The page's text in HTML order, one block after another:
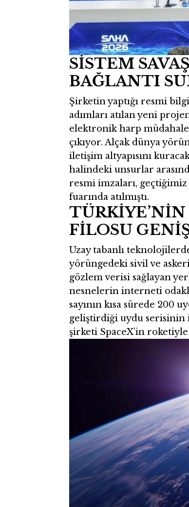
SİSTEM
BAĞLANTI
Şirketin yaptığı resmi
adımları atılan yeni
elektronik harp
çıkıyor. Alçak dünya
iletişim altyapısını
halindeki unsurlar
resmi imzaları, geçtiğimiz
fuarında atılmıştı.
FİLOSU
Uzay tabanlı
yörüngedeki sivil ve askeri
gözlem verisi sağlayan
nesnelerin interneti
sayının kısa sürede 200
geliştirdiği uydu serisinin
şirketi SpaceX’in roketiyle